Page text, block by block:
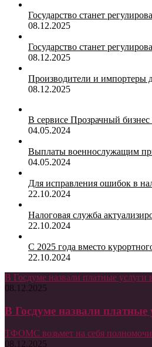
Государство станет
08.12.2025
Государство станет
08.12.2025
Производители и импортеры
08.12.2025
В сервисе Прозрачный бизнес
04.05.2024
Выплаты военнослужащим
04.05.2024
Для исправления ошибок в
22.10.2024
Налоговая служба
22.10.2024
С 2025 года вместо
22.10.2024
В Госдуме назвали платные
08.12.2025
В Госдуме назвали
ТФОМС возьмет на себя
08.12.2025